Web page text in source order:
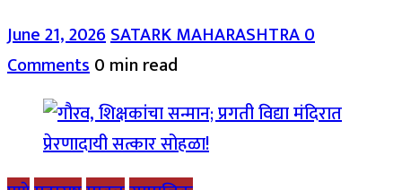
June 21, 2026SATARK MAHARASHTRA0
Comments0 min read